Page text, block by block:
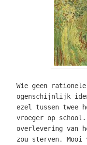
Wie geen
ogenschijnlijk
ezel tussen twee
vroeger op
overlevering van
zou sterven.